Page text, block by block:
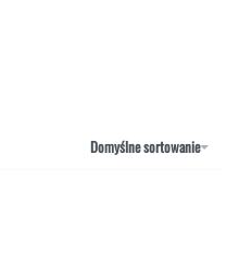
Domyślne sortowanie